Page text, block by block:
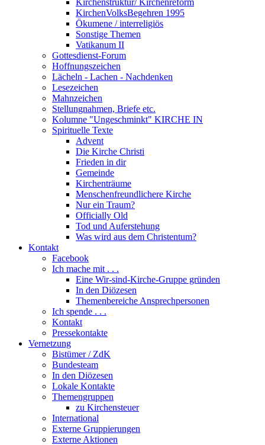
Kirchenstruktur/ Kirchenreform
KirchenVolksBegehren 1995
Ökumene / interreligiös
Sonstige Themen
Vatikanum II
Gottesdienst-Forum
Hoffnungszeichen
Lächeln - Lachen - Nachdenken
Lesezeichen
Mahnzeichen
Stellungnahmen, Briefe etc.
Kolumne "Ungeschminkt" KIRCHE IN
Spirituelle Texte
Advent
Die Kirche Christi
Frieden in dir
Gemeinde
Kirchenträume
Menschenfreundlichere Kirche
Nur ein Traum?
Officially Old
Tod und Auferstehung
Was wird aus dem Christentum?
Kontakt
Facebook
Ich mache mit . . .
Eine Wir-sind-Kirche-Gruppe gründen
In den Diözesen
Themenbereiche Ansprechpersonen
Ich spende . . .
Kontakt
Pressekontakte
Vernetzung
Bistümer / ZdK
Bundesteam
In den Diözesen
Lokale Kontakte
Themengruppen
zu Kirchensteuer
International
Externe Gruppierungen
Externe Aktionen